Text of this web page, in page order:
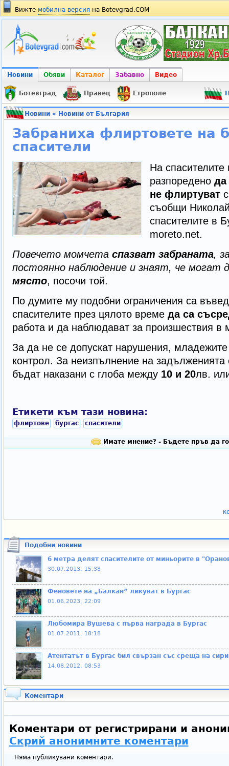
Вижте мобилна версия на Botevgrad.COM
Новини Обяви Каталог Забавно Видео
Ботевград Правец Етрополе
Новини» Новини от България
Забраниха флиртовете на
спасители
На спасителите
разпоредено да
не флиртуватс
съобщи
спасителите в
moreto.net.
Повечето момчета спазват забраната,
постоянно наблюдение и знаят, че могат
място, посочи той.
По думите му подобни ограничения са
спасителите през цялото време да са
работа и да наблюдават за произшествия в
За да не се допускат нарушения,
контрол. За неизпълнение на задълженията
бъдат наказани с глоба между 10 и 20лв.
Етикети към тази новина:
флиртове бургас спасители
Имате мнение? - Бъдете пръв да го
Подобни новини
6 метра делят спасителите от миньорите в
30.07.2013, 15:38
Феновете на „Балкан” ликуват в Бургас
01.06.2023, 22:09
Любомира Вушева с първа награда в Бургас
01.07.2011, 18:18
Атентатът в Бургас бил свързан със среща на
14.08.2012, 08:53
Коментари
Коментари от регистрирани и
Скрий анонимните коментари
Няма публикувани коментари.